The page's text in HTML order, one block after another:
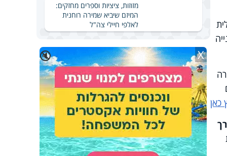
כאן
מזוזות, ציציות וספרים מחזקים:
המיזם שיביא שמירה רוחנית
לאלפי חיילי צה"ל
🔇 X